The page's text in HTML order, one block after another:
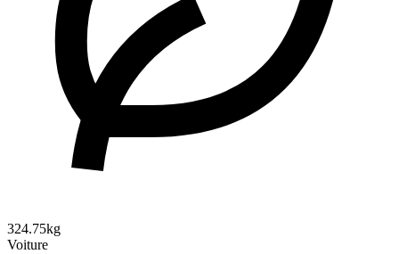
324.75kg
Voiture